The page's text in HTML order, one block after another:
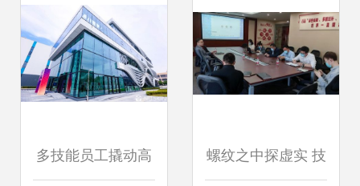
场成功举行
多技能员工撬动高 螺纹之中探虚实 技